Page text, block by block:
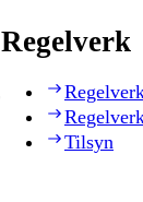
Regelverk
Tilsyn